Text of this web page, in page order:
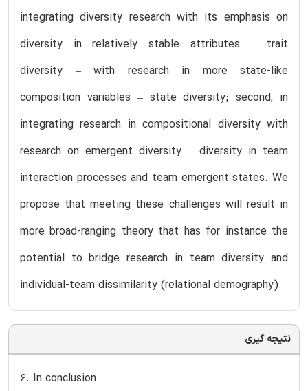
integrating diversity research with its emphasis on
diversity in relatively stable attributes – trait
diversity – with research in more state-like
composition variables – state diversity; second, in
integrating research in compositional diversity with
research on emergent diversity – diversity in team
interaction processes and team emergent states. We
propose that meeting these challenges will result in
more broad-ranging theory that has for instance the
potential to bridge research in team diversity and
individual-team dissimilarity (relational demography).
نتیجه گیری
6. In conclusion